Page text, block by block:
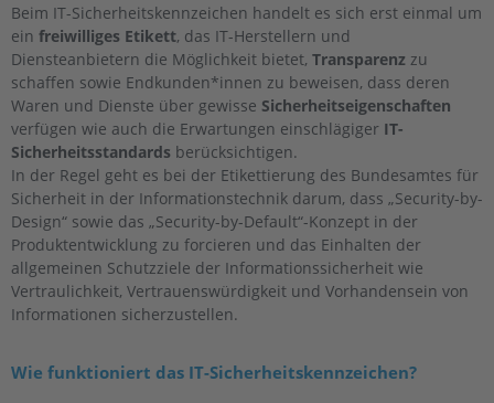
Beim IT-Sicherheitskennzeichen handelt es sich erst einmal um
ein freiwilliges Etikett, das IT-Herstellern und
Diensteanbietern die Möglichkeit bietet, Transparenz zu
schaffen sowie Endkunden*innen zu beweisen, dass deren
Waren und Dienste über gewisse Sicherheitseigenschaften
verfügen wie auch die Erwartungen einschlägiger IT-
Sicherheitsstandards berücksichtigen.
In der Regel geht es bei der Etikettierung des Bundesamtes für
Sicherheit in der Informationstechnik darum, dass „Security-by-
Design“ sowie das „Security-by-Default“-Konzept in der
Produktentwicklung zu forcieren und das Einhalten der
allgemeinen Schutzziele der Informationssicherheit wie
Vertraulichkeit, Vertrauenswürdigkeit und Vorhandensein von
Informationen sicherzustellen.
Wie funktioniert das IT-Sicherheitskennzeichen?